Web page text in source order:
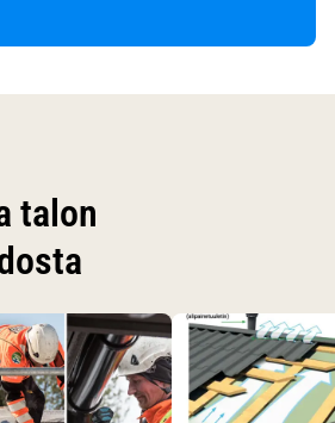
talon
karusellin diojen välillä.